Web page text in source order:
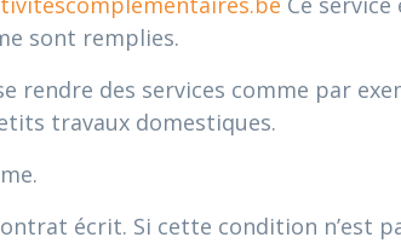
sont remplies.
rendre des services comme par
travaux domestiques.
écrit. Si cette condition n’est